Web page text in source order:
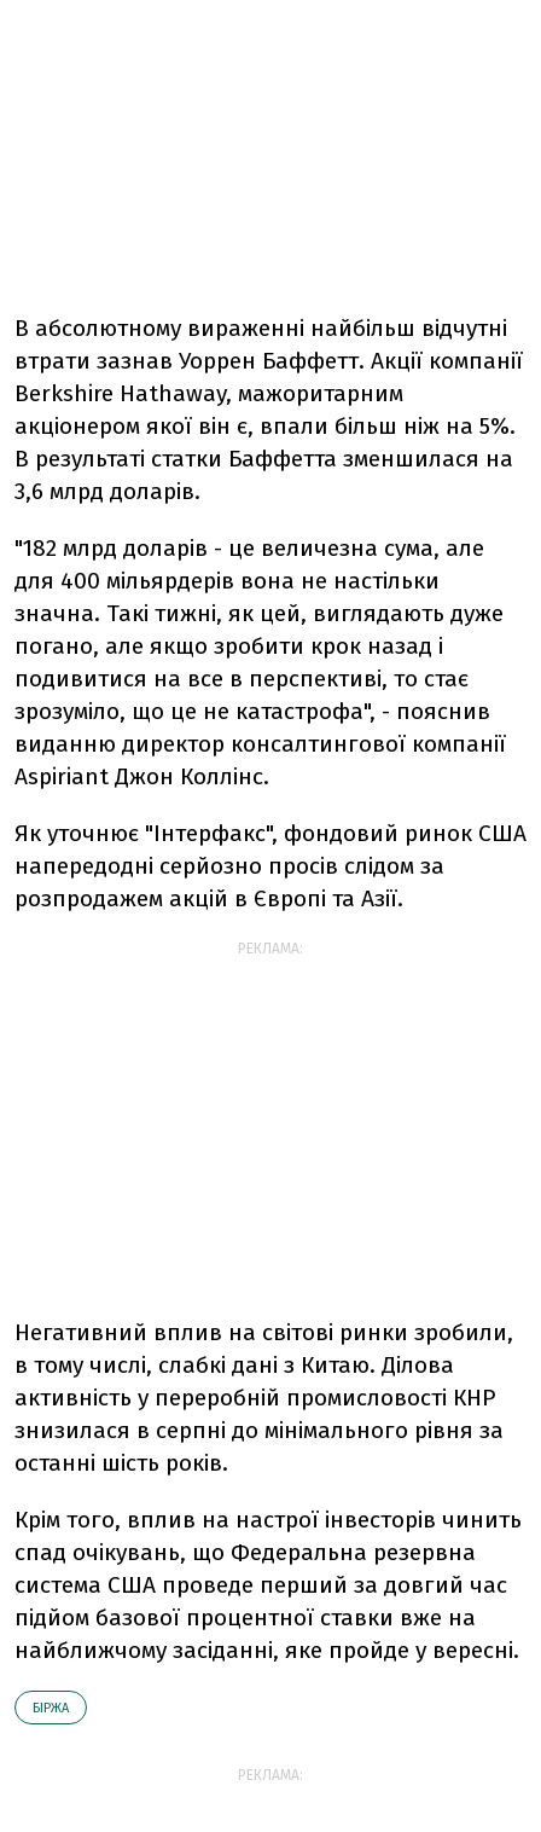
В абсолютному вираженні найбільш відчутні
втрати зазнав Уоррен Баффетт. Акції компанії
Berkshire Hathaway, мажоритарним
акціонером якої він є, впали більш ніж на 5%.
В результаті статки Баффетта зменшилася на
3,6 млрд доларів.
"182 млрд доларів - це величезна сума, але
для 400 мільярдерів вона не настільки
значна. Такі тижні, як цей, виглядають дуже
погано, але якщо зробити крок назад і
подивитися на все в перспективі, то стає
зрозуміло, що це не катастрофа", - пояснив
виданню директор консалтингової компанії
Aspiriant Джон Коллінс.
Як уточнює "Інтерфакс", фондовий ринок США
напередодні серйозно просів слідом за
розпродажем акцій в Європі та Азії.
РЕКЛАМА:
Негативний вплив на світові ринки зробили,
в тому числі, слабкі дані з Китаю. Ділова
активність у переробній промисловості КНР
знизилася в серпні до мінімального рівня за
останні шість років.
Крім того, вплив на настрої інвесторів чинить
спад очікувань, що Федеральна резервна
система США проведе перший за довгий час
підйом базової процентної ставки вже на
найближчому засіданні, яке пройде у вересні.
БІРЖА
РЕКЛАМА: